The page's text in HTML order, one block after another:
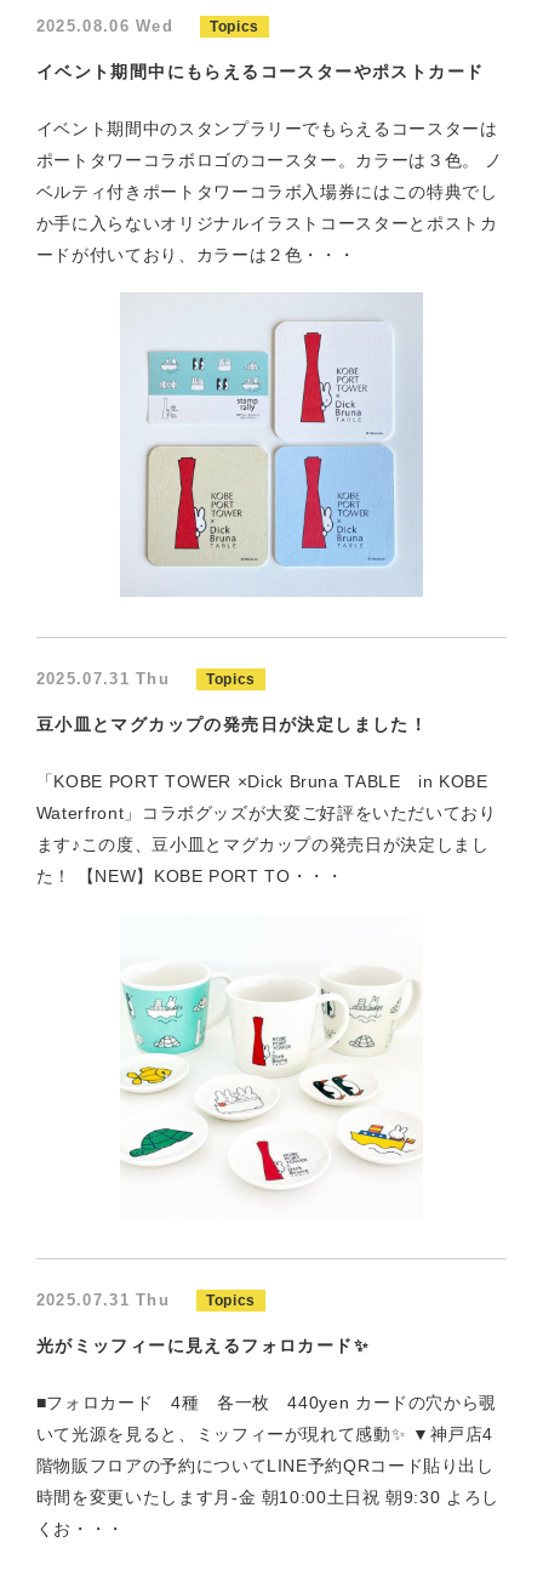
2025.08.06 Wed Topics
イベント期間中にもらえるコースターやポストカード
イベント期間中のスタンプラリーでもらえるコースターは
ポートタワーコラボロゴのコースター。カラーは３色。 ノ
ベルティ付きポートタワーコラボ入場券にはこの特典でし
か手に入らないオリジナルイラストコースターとポストカ
ードが付いており、カラーは２色・・・
2025.07.31 Thu Topics
豆小皿とマグカップの発売日が決定しました！
「KOBE PORT TOWER ×Dick Bruna TABLE in KOBE
Waterfront」コラボグッズが大変ご好評をいただいており
ます♪この度、豆小皿とマグカップの発売日が決定しまし
た！ 【NEW】KOBE PORT TO・・・
2025.07.31 Thu Topics
光がミッフィーに見えるフォロカード✨
■フォロカード 4種 各一枚 440yen カードの穴から覗
いて光源を見ると、ミッフィーが現れて感動✨ ▼神戸店4
階物販フロアの予約についてLINE予約QRコード貼り出し
時間を変更いたします月-金 朝10:00土日祝 朝9:30 よろし
くお・・・